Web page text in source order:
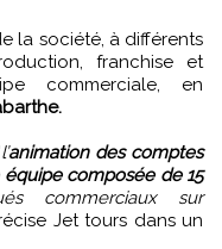
la société, à différents
franchise et
commerciale, en
l’animation des comptes
composée de 15
commerciaux sur
Jet tours dans un